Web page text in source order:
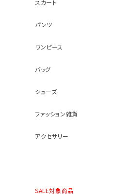
スカート
パンツ
ワンピース
バッグ
シューズ
ファッション雑貨
アクセサリー
SALE対象商品